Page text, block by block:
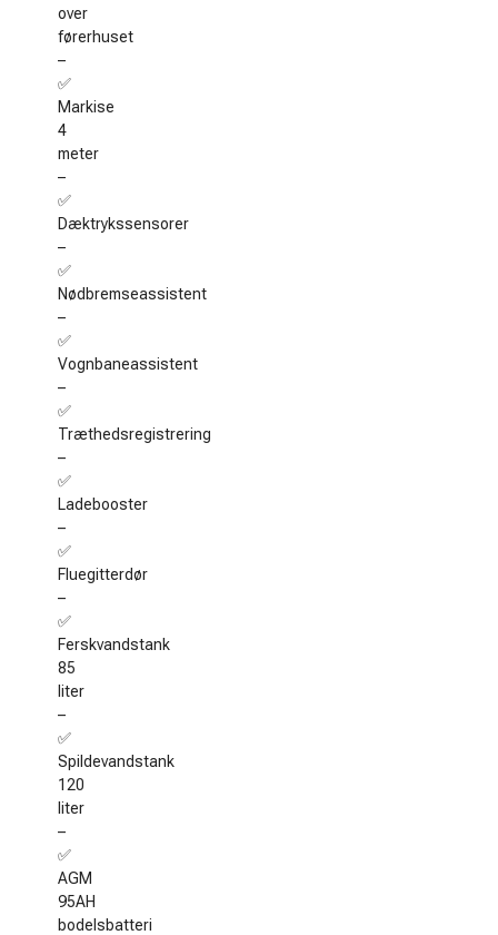
over
førerhuset
–
✅
Markise
4
meter
–
✅
Dæktrykssensorer
–
✅
Nødbremseassistent
–
✅
Vognbaneassistent
–
✅
Træthedsregistrering
–
✅
Ladebooster
–
✅
Fluegitterdør
–
✅
Ferskvandstank
85
liter
–
✅
Spildevandstank
120
liter
–
✅
AGM
95AH
bodelsbatteri